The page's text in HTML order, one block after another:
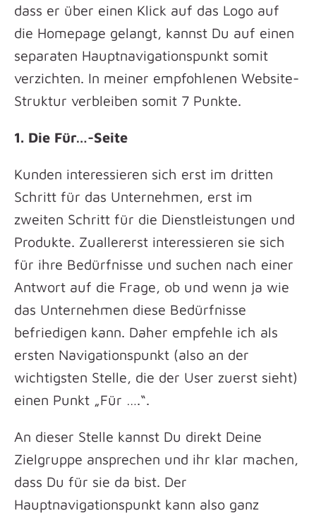
dass er über einen Klick auf das Logo auf
die Homepage gelangt, kannst Du auf einen
separaten Hauptnavigationspunkt somit
verzichten. In meiner empfohlenen Website-
Struktur verbleiben somit 7 Punkte.
1. Die Für…-Seite
Kunden interessieren sich erst im dritten
Schritt für das Unternehmen, erst im
zweiten Schritt für die Dienstleistungen und
Produkte. Zuallererst interessieren sie sich
für ihre Bedürfnisse und suchen nach einer
Antwort auf die Frage, ob und wenn ja wie
das Unternehmen diese Bedürfnisse
befriedigen kann. Daher empfehle ich als
ersten Navigationspunkt (also an der
wichtigsten Stelle, die der User zuerst sieht)
einen Punkt „Für ….“.
An dieser Stelle kannst Du direkt Deine
Zielgruppe ansprechen und ihr klar machen,
dass Du für sie da bist. Der
Hauptnavigationspunkt kann also ganz